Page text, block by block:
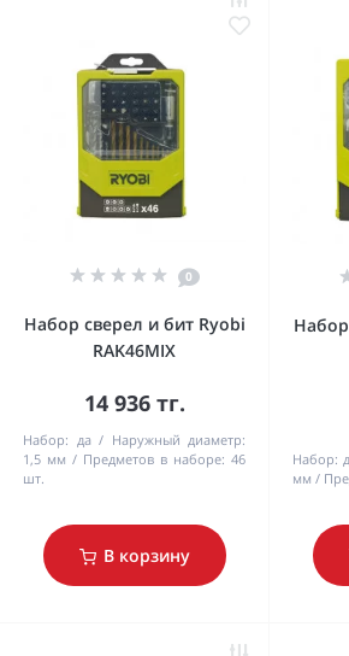
0
Набор сверел и бит Ryobi
RAK46MIX
14 936 тг.
Набор: да
Наружный диаметр:
1,5 мм
Предметов в наборе: 46
шт.
В корзину
Набор:
мм